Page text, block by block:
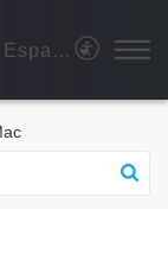
Español (España)